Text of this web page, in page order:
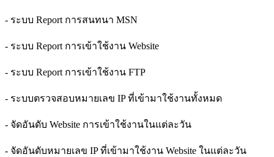
- ระบบ Report การสนทนา MSN
- ระบบ Report การเข้าใช้งาน Website
- ระบบ Report การเข้าใช้งาน FTP
- ระบบตรวจสอบหมายเลข IP ที่เข้ามาใช้งานทั้งหมด
- จัดอันดับ Website การเข้าใช้งานในแต่ละวัน
- จัดอันดับหมายเลข IP ที่เข้ามาใช้งาน Website ในแต่ละวัน